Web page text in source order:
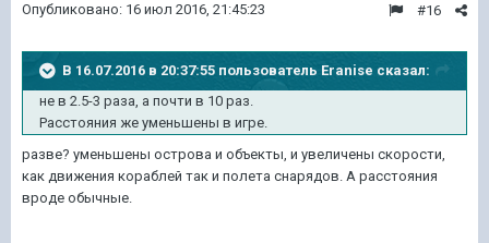
#16
Опубликовано: 16 июл 2016, 21:45:23
В 16.07.2016 в 20:37:55 пользователь Eranise сказал:
не в 2.5-3 раза, а почти в 10 раз.
Расстояния же уменьшены в игре.
разве? уменьшены острова и объекты, и увеличены скорости,
как движения кораблей так и полета снарядов. А расстояния
вроде обычные.